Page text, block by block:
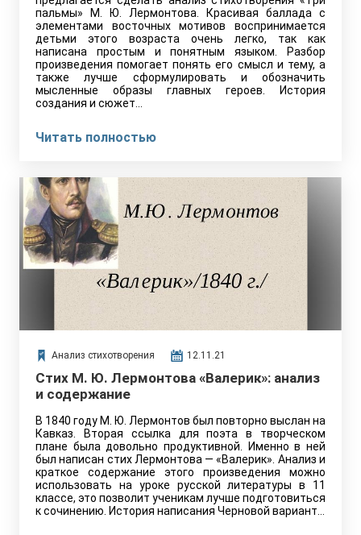
пальмы» М. Ю. Лермонтова. Красивая баллада с
элементами восточных мотивов воспринимается
детьми этого возраста очень легко, так как
написана простым и понятным языком. Разбор
произведения помогает понять его смысл и тему, а
также лучше сформулировать и обозначить
мысленные образы главных героев. История
создания и сюжет…
Читать полностью
Анализ стихотворения 12.11.21
Стих М. Ю. Лермонтова «Валерик»: анализ
и содержание
В 1840 году М. Ю. Лермонтов был повторно выслан на
Кавказ. Вторая ссылка для поэта в творческом
плане была довольно продуктивной. Именно в ней
был написан стих Лермонтова — «Валерик». Анализ и
краткое содержание этого произведения можно
использовать на уроке русской литературы в 11
классе, это позволит ученикам лучше подготовиться
к сочинению. История написания Черновой вариант…